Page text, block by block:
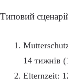
Типовий
14 тижнів
Elternzeit: